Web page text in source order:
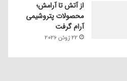
از آتش تا آرامش؛
محصولات پتروشیمی
آرام گرفت
22 ژوئن 2026